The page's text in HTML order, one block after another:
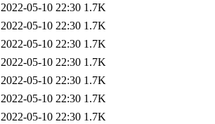
2022-05-10 22:30 1.7K
2022-05-10 22:30 1.7K
2022-05-10 22:30 1.7K
2022-05-10 22:30 1.7K
2022-05-10 22:30 1.7K
2022-05-10 22:30 1.7K
2022-05-10 22:30 1.7K